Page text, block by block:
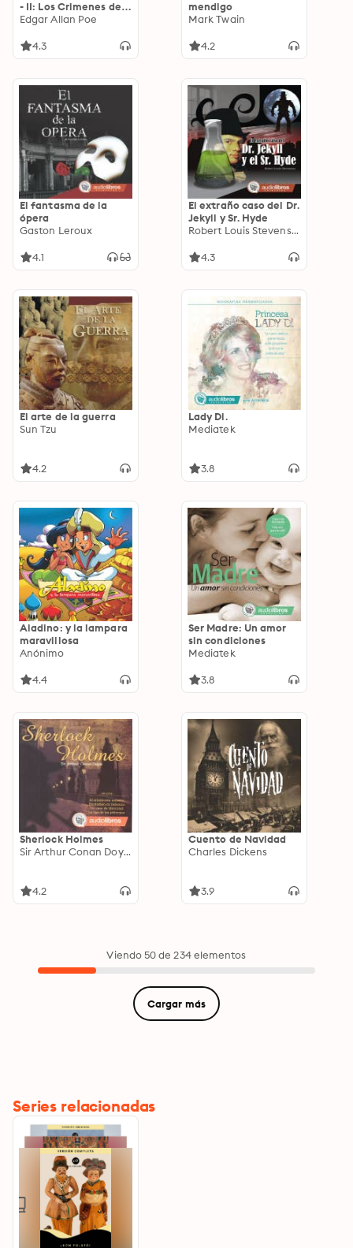
- II: Los Crimenes de
la Calle Morgue;
Edgar Allan Poe
4.3
mendigo
Mark Twain
4.2
El fantasma de la
ópera
Gaston Leroux
4.1
El extraño caso del Dr.
Jekyll y Sr. Hyde
Robert Louis Stevenson
4.3
El arte de la guerra
Sun Tzu
4.2
Lady Di.
Mediatek
3.8
Aladino: y la lampara
maravillosa
Anónimo
4.4
Ser Madre: Un amor
sin condiciones
Mediatek
3.8
Sherlock Holmes
Sir Arthur Conan Doyle
4.2
Cuento de Navidad
Charles Dickens
3.9
Viendo 50 de 234 elementos
Cargar más
Series relacionadas